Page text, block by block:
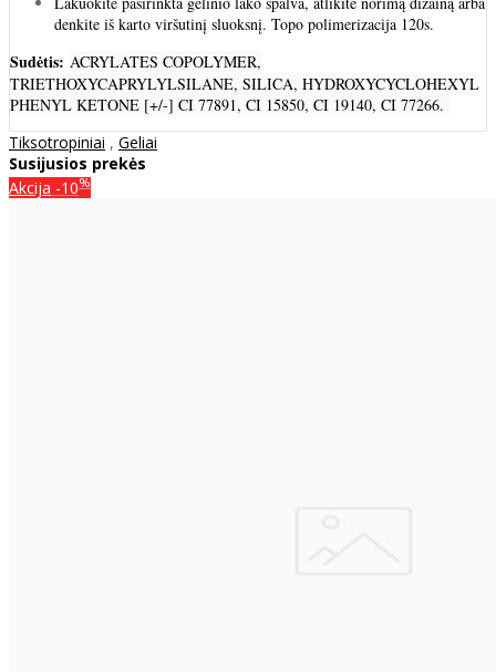
denkite iš karto viršutinį sluoksnį. Topo polimerizacija 120s.
Sudėtis: ACRYLATES COPOLYMER,
TRIETHOXYCAPRYLYLSILANE, SILICA, HYDROXYCYCLOHEXYL
PHENYL KETONE [+/-] CI 77891, CI 15850, CI 19140, CI 77266.
Tiksotropiniai , Geliai
Susijusios prekės
Akcija -10%